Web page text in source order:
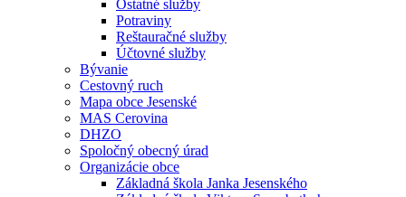
Ostatné služby
Potraviny
Reštauračné služby
Účtovné služby
Bývanie
Cestovný ruch
Mapa obce Jesenské
MAS Cerovina
DHZO
Spoločný obecný úrad
Organizácie obce
Základná škola Janka Jesenského